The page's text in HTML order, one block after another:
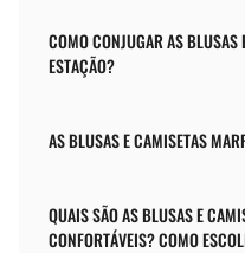
COMO CONJUGAR AS
ESTAÇÃO?
AS BLUSAS E CAMISETAS
QUAIS SÃO AS BLUSAS E
CONFORTÁVEIS? COMO